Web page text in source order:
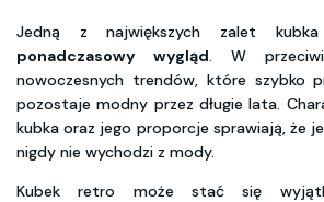
Jedną z największych zalet
ponadczasowy wygląd . W
nowoczesnych trendów, które szybko
pozostaje modny przez długie lata.
kubka oraz jego proporcje sprawiają, że
nigdy nie wychodzi z mody.
Kubek retro może stać się